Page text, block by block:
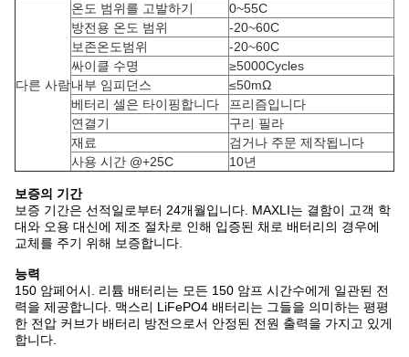
다른 사람
온도 범위를 고발하기
0~55C
방전용 온도 범위
-20~60C
보존온도범위
-20~60C
싸이클 수명
≥5000Cycles
내부 임피던스
≤50mΩ
베터리 셀은 타이핑합니다
프리즘입니다
연결기
구리 필라
재료
검거나 주문 제작됩니다
사용 시간 @+25C
10년
보증의 기간
보증 기간은 선적일로부터 24개월입니다. MAXLI는 결함이 고객 학
대와 오용 대신에 제조 절차로 인해 입증된 채로 배터리의 경우에
교체를 주기 위해 보증합니다.
능력
150 암페어시. 리튬 배터리는 모든 150 암프 시간수에게 일관된 전
력을 제공합니다. 맥스리 LiFePO4 배터리는 그들을 의미하는 평평
한 전압 커브가 배터리 방전으로서 안정된 전원 출력을 가지고 있게
합니다.